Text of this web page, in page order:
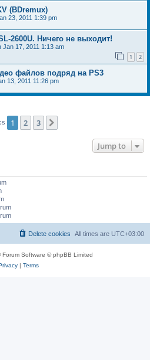
(BDremux)
23, 2011 1:39 pm
2600U. Ничего не выходит!
Jan 17, 2011 1:13 am
1 2
файлов подряд на PS3
13, 2011 11:26 pm
1 2 3
Jump to
All times are UTC+03:00
Delete cookies
Forum Software © phpBB Limited
| Terms